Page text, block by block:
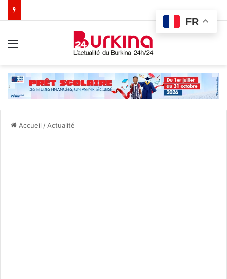
Accueil / Actualité
FR